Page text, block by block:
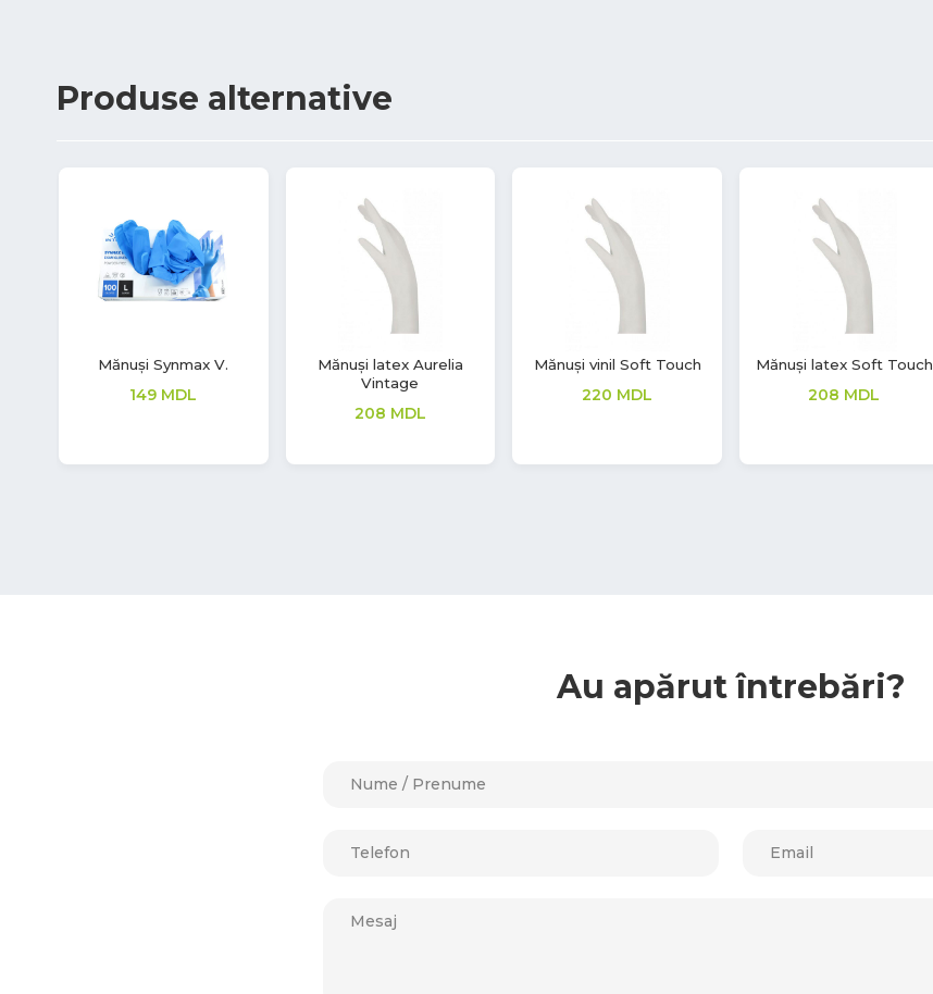
Produse alternative
Mănuși latex Soft Touch
208MDL
Mănuși latex Soft Touch
277MDL
Mănuși latex Soft Touch
268 MDL
Mănuși latex Soft Touch
277 MDL
Au apărut întrebări?